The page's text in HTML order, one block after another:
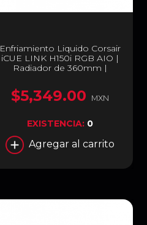
Enfriamiento Liquido Corsair
iCUE LINK H150i RGB AIO |
Radiador de 360mm |
AMD AM4/AM5 | LGA
1700/1200 | CW-9061003-
$5,349.00 MXN
EXISTENCIA: 0
Agregar al carrito